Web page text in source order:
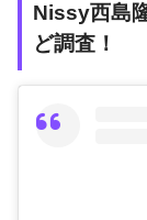
Nissy西島
ど調査！